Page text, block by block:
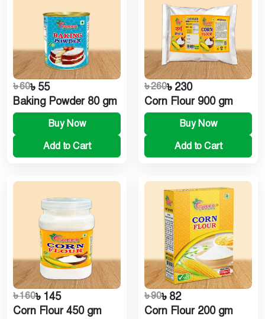
৳ 60৳ 55
Baking Powder 80 gm
Buy Now
Add to Cart
৳ 260৳ 230
Corn Flour 900 gm
Buy Now
Add to Cart
৳ 160৳ 145
Corn Flour 450 gm
৳ 90৳ 82
Corn Flour 200 gm